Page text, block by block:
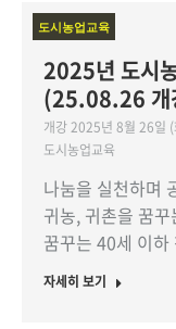
도시농업교육
2025년 도시
(25.08.26 개
개강 2025년 8월 26일 (
도시농업교육
나눔을 실천하며
귀농, 귀촌을 꿈
꿈꾸는 40세 이하
자세히 보기